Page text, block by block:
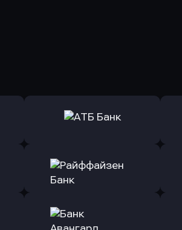
Оправить заявку
в АТБ Банк
Оправить заявку
в Райффайзен Банк